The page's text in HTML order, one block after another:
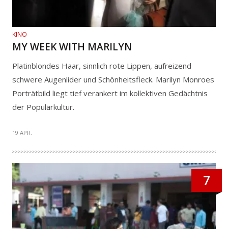
KINO
MY WEEK WITH MARILYN
Platinblondes Haar, sinnlich rote Lippen, aufreizend
schwere Augenlider und Schönheitsfleck. Marilyn Monroes
Porträtbild liegt tief verankert im kollektiven Gedächtnis
der Populärkultur.
19 APR.
7